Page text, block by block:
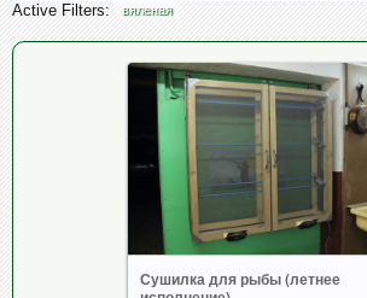
Active Filters: вяленая
Сушилка для рыбы (летнее